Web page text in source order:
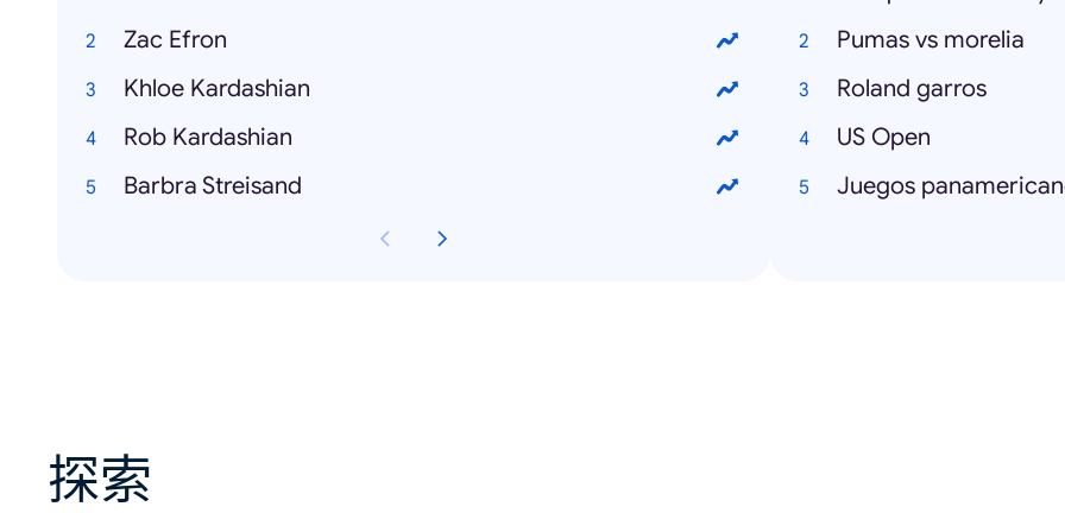
Zac Efron
Khloe Kardashian
Rob Kardashian
Barbra Streisand
Pumas vs morelia
Roland garros
US Open
Juegos
探索